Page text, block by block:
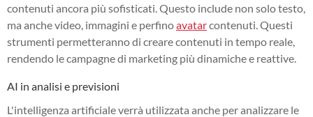
contenuti ancora più sofisticati. Questo include non solo testo,
ma anche video, immagini e perfinoavatarcontenuti. Questi
strumenti permetteranno di creare contenuti in tempo reale,
rendendo le campagne di marketing più dinamiche e reattive.
AI in analisi e previsioni
L'intelligenza artificiale verrà utilizzata anche per analizzare le